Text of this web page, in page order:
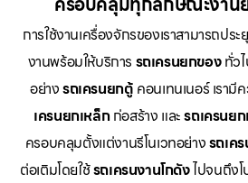
การใช้งานเครื่องจักรของเราสามารถป
งานพร้อมให้บริการ รถเครนยกของทั่ว
อย่างรถเครนยกตู้ คอนเทนเนอร์ เรา
เครนยกเหล็กก่อสร้าง และรถเครนย
ครอบคลุมตั้งแต่งานรีโนเวทอย่างรถเค
ต่อเติมโดยใช้รถเครนงานโกดังไปจนถึงโ